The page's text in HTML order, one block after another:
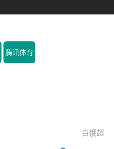
腾讯体育
白俄超